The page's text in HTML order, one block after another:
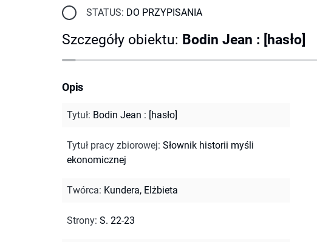
STATUS: DO PRZYPISANIA
Szczegóły obiektu: Bodin Jean : [hasło]
Opis
Tytuł: Bodin Jean : [hasło]
Tytuł pracy zbiorowej: Słownik historii myśli
ekonomicznej
Twórca: Kundera, Elżbieta
Strony: S. 22-23